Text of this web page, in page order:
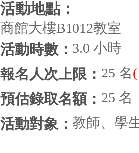
活動地點：
商館大樓B1012教室
活動時數： 3.0 小時
報名人次上限： 25 名
預估錄取名額： 25 名
活動對象： 教師、學